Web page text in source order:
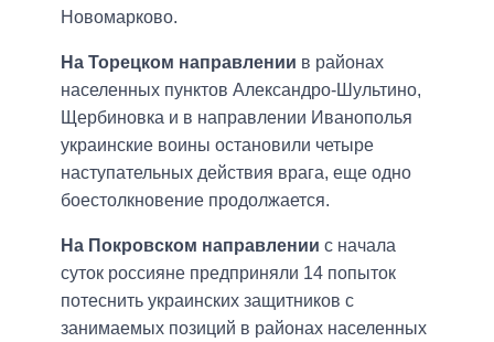
Новомарково.
На Торецком направлении в районах
населенных пунктов Александро-Шультино,
Щербиновка и в направлении Иванополья
украинские воины остановили четыре
наступательных действия врага, еще одно
боестолкновение продолжается.
На Покровском направлении с начала
суток россияне предприняли 14 попыток
потеснить украинских защитников с
занимаемых позиций в районах населенных